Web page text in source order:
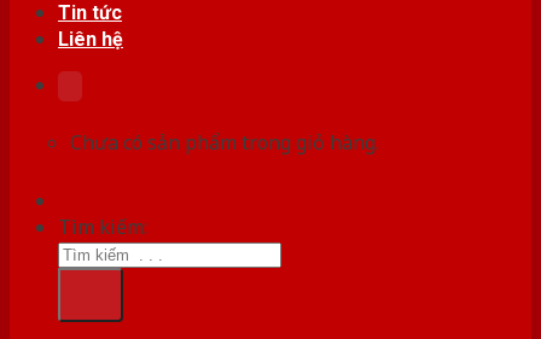
Tin tức
Liên hệ
Chưa có sản phẩm trong giỏ hàng.
Tìm kiếm: